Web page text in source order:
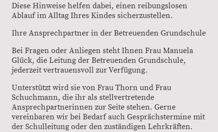
Diese Hinweise helfen dabei, einen reibungslosen
Ablauf im Alltag Ihres Kindes sicherzustellen.
Ihre Ansprechpartner in der Betreuenden Grundschule
Bei Fragen oder Anliegen steht Ihnen Frau Manuela
Glück, die Leitung der Betreuenden Grundschule,
jederzeit vertrauensvoll zur Verfügung.
Unterstützt wird sie von Frau Thorn und Frau
Schuchmann, die ihr als stellvertretende
Ansprechpartnerinnen zur Seite stehen. Gerne
vereinbaren wir bei Bedarf auch Gesprächstermine mit
der Schulleitung oder den zuständigen Lehrkräften.